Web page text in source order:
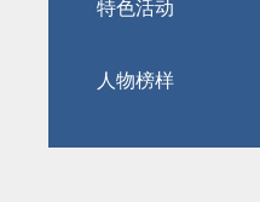
特色活动
人物榜样